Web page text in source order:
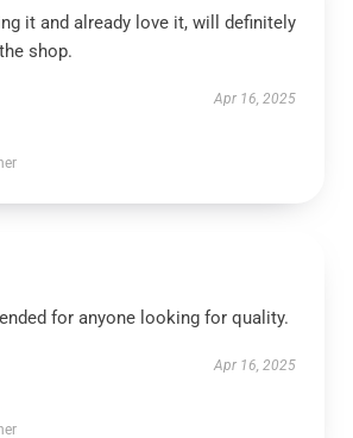
it and already love it, will definitely
shop.
Apr 16, 2025
for anyone looking for quality.
Apr 16, 2025